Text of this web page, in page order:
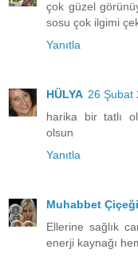
çok güzel
sosu çok ilgimi
Yanıtla
HÜLYA 26 Şubat
harika bir tatlı
olsun
Yanıtla
Muhabbet Çiçeği
Ellerine sağlık
enerji kaynağı